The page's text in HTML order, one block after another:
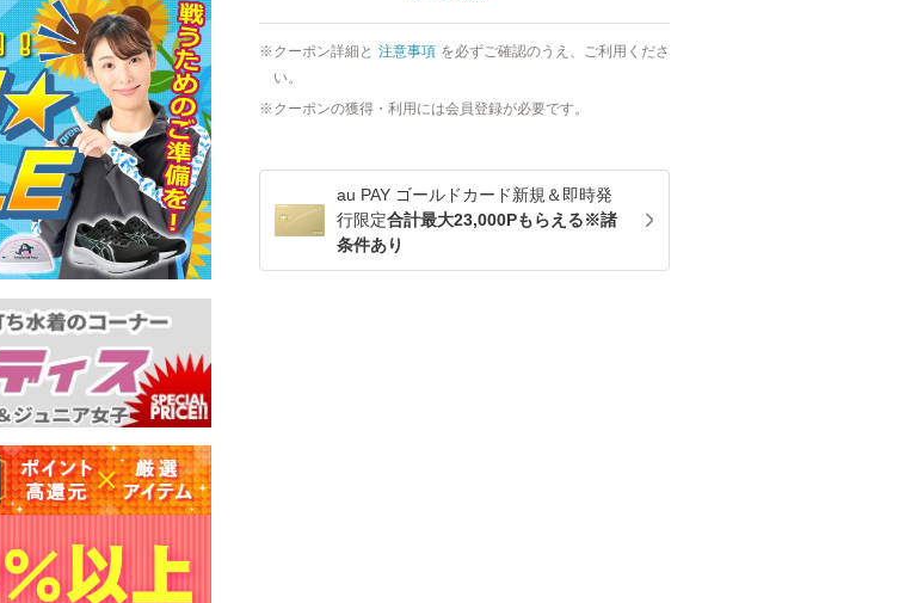
クーポン詳細と 注意事項 を必ずご確認のうえ、ご利用くださ
い。
クーポンの獲得・利用には会員登録が必要です。
au PAY ゴールドカード新規＆即時発
行限定合計最大23,000Pもらえる※諸
条件あり